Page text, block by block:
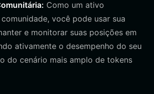
Como um ativo
você pode usar sua
e monitorar suas posições em
ativamente o desempenho do seu
do cenário mais amplo de tokens